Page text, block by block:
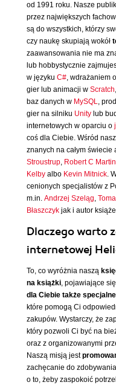
od 1991 roku. Nasze
przez największych
są do wszystkich, którzy
czy naukę skupiają wokół
zaawansowania nie ma
lub hobbystycznie
w języku C#, wdrażaniem
gier lub animacji w Scratch
baz danych w MySQL,
gier na silniku Unity lub
internetowych w oparciu o
coś dla Ciebie. Wśród
znanych na całym świecie
Stroustrup, Robert C Martin
Kelby albo Kevin Mitnick.
cenionych specjalistów z
m.in. Andrzej Szeląg,
Błaszczyk jak i autor
Dlaczego warto
internetowej
To, co wyróżnia naszą
na książki, pojawiające
dla Ciebie także
które pomogą Ci
zakupów. Wystarczy, że
który pozwoli Ci być na
oraz z organizowanymi
Naszą misją jest
zachęcanie do
o to, żeby zaspokoić